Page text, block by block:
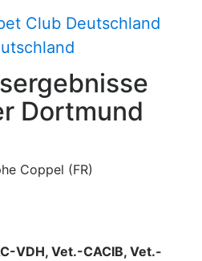
Dortmund
Coppel (FR)
VDH, Vet.-CACIB, Vet.-